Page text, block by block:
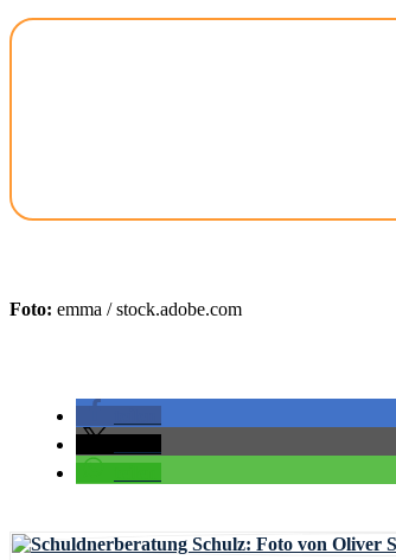
Foto: emma / stock.adobe.com